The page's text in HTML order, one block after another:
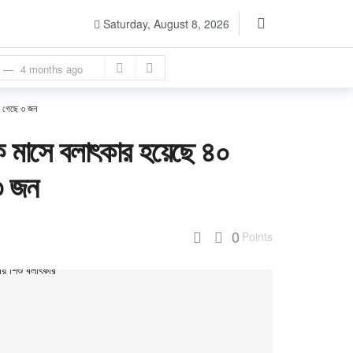
Saturday, August 8, 2026
4 months ago
3 months ago
গেছে ৩ জন
বলাৎকার হয়েছে ৪০
জন
0 Points